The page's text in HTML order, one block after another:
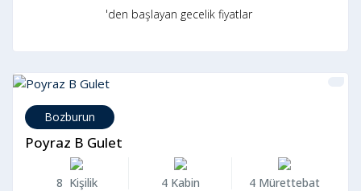
'den başlayan gecelik fiyatlar
Bozburun
Poyraz B Gulet
8 Kişilik 4 Kabin 4 Mürettebat